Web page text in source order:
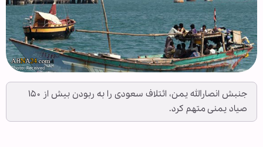
جنبش انصارالله یمن، ائتلاف سعودی را به ربودن بیش از ۱۵۰
صیاد یمنی متهم کرد.